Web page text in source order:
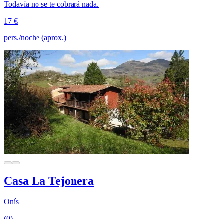
Todavía no se te cobrará nada.
17 €
pers./noche (aprox.)
Casa La Tejonera
Onís